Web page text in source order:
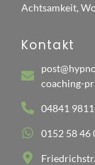
Achtsamkeit,
Kontakt
coaching-
04841
0152 58 46